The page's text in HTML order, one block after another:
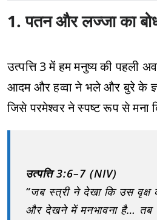
1. पतन और लज्जा का
उत्पत्ति 3 में हम मनुष्य की पहली
आदम और हव्वा ने भले और बुरे के
जिसे परमेश्वर ने स्पष्ट रूप से मना
उत्पत्ति 3:6–7 (NIV)
“जब स्त्री ने देखा कि उस
और देखने में मनभावना है… तब